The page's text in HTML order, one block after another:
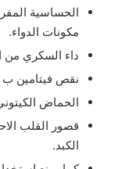
الحساسية
مكونات الدواء.
داء السكري من
نقص فيتامين ب 12.
الحماض
قصور القلب
الكبد.